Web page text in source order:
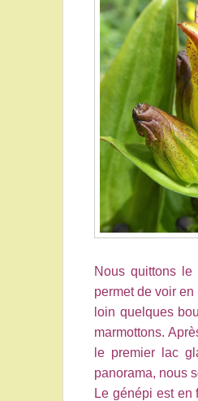
Nous quittons
permet de voir
loin quelques
marmottons.
le premier lac
panorama, nous
Le génépi est